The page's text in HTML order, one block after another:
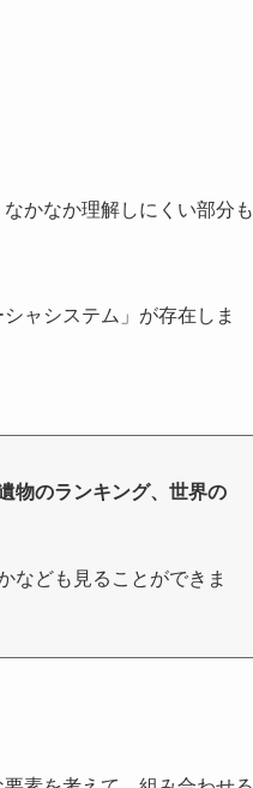
かなか理解しにくい部分も
ャシステム」が存在しま
物のランキング、世界の
なども見ることができま